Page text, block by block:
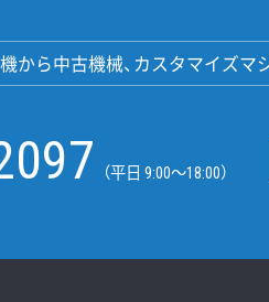
から中古機械、カスタマイズマ
（平日 9:00〜18:00）